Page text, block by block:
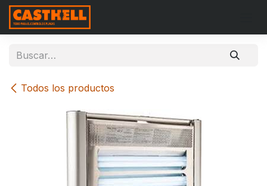
Ir al contenido
Todos los productos